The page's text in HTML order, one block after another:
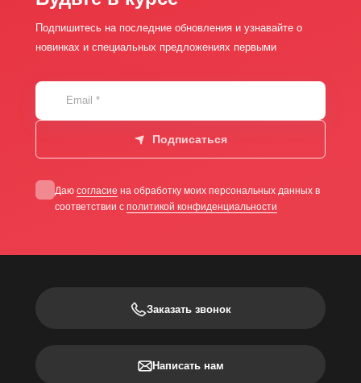
Подпишитесь на последние обновления и узнавайте о
новинках и специальных предложениях первыми
Email *
Подписаться
Даю согласие на обработку моих персональных данных в
соответствии с политикой конфиденциальности
Заказать звонок
Написать нам